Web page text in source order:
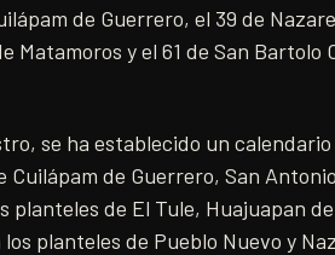
de Guerrero, el 39 de
Matamoros y el 61 de San
se ha establecido un
de Guerrero, San
planteles de El Tule, Huajuapan
planteles de Pueblo Nuevo y